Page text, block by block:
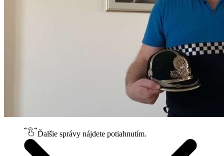
Ďalšie správy nájdete potiahnutím.